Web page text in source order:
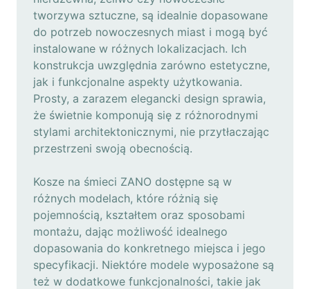
tworzywa sztuczne, są idealnie dopasowane
do potrzeb nowoczesnych miast i mogą być
instalowane w różnych lokalizacjach. Ich
konstrukcja uwzględnia zarówno estetyczne,
jak i funkcjonalne aspekty użytkowania.
Prosty, a zarazem elegancki design sprawia,
że świetnie komponują się z różnorodnymi
stylami architektonicznymi, nie przytłaczając
przestrzeni swoją obecnością.
Kosze na śmieci ZANO dostępne są w
różnych modelach, które różnią się
pojemnością, kształtem oraz sposobami
montażu, dając możliwość idealnego
dopasowania do konkretnego miejsca i jego
specyfikacji. Niektóre modele wyposażone są
też w dodatkowe funkcjonalności, takie jak